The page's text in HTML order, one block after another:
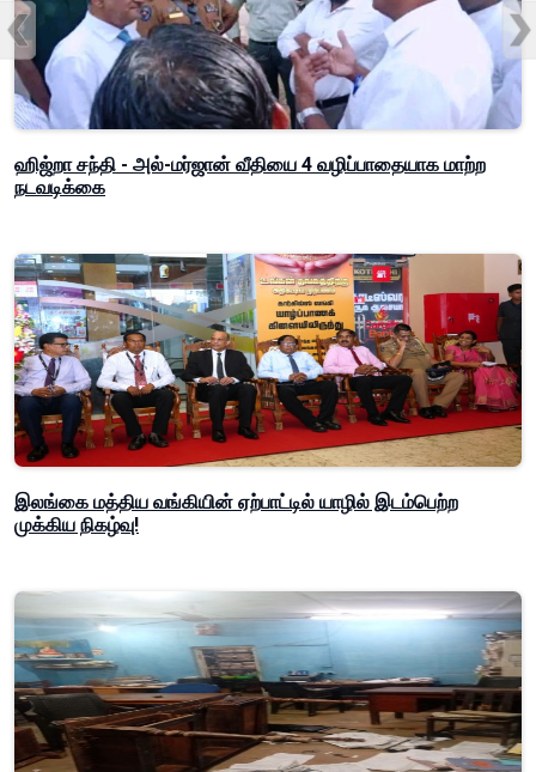
ஹிஜ்றா சந்தி - அல்-மர்ஜான் வீதியை 4 வழிப்பாதையாக மாற்ற
நடவடிக்கை
இலங்கை மத்திய வங்கியின் ஏற்பாட்டில் யாழில் இடம்பெற்ற
முக்கிய நிகழ்வு!